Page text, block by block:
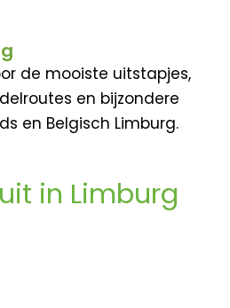
de mooiste uitstapjes,
en bijzondere
en Belgisch Limburg.
in Limburg